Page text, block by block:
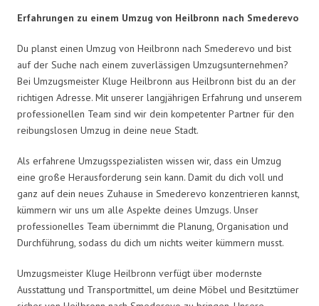
Erfahrungen zu einem Umzug von Heilbronn nach Smederevo
Du planst einen Umzug von Heilbronn nach Smederevo und bist
auf der Suche nach einem zuverlässigen Umzugsunternehmen?
Bei Umzugsmeister Kluge Heilbronn aus Heilbronn bist du an der
richtigen Adresse. Mit unserer langjährigen Erfahrung und unserem
professionellen Team sind wir dein kompetenter Partner für den
reibungslosen Umzug in deine neue Stadt.
Als erfahrene Umzugsspezialisten wissen wir, dass ein Umzug
eine große Herausforderung sein kann. Damit du dich voll und
ganz auf dein neues Zuhause in Smederevo konzentrieren kannst,
kümmern wir uns um alle Aspekte deines Umzugs. Unser
professionelles Team übernimmt die Planung, Organisation und
Durchführung, sodass du dich um nichts weiter kümmern musst.
Umzugsmeister Kluge Heilbronn verfügt über modernste
Ausstattung und Transportmittel, um deine Möbel und Besitztümer